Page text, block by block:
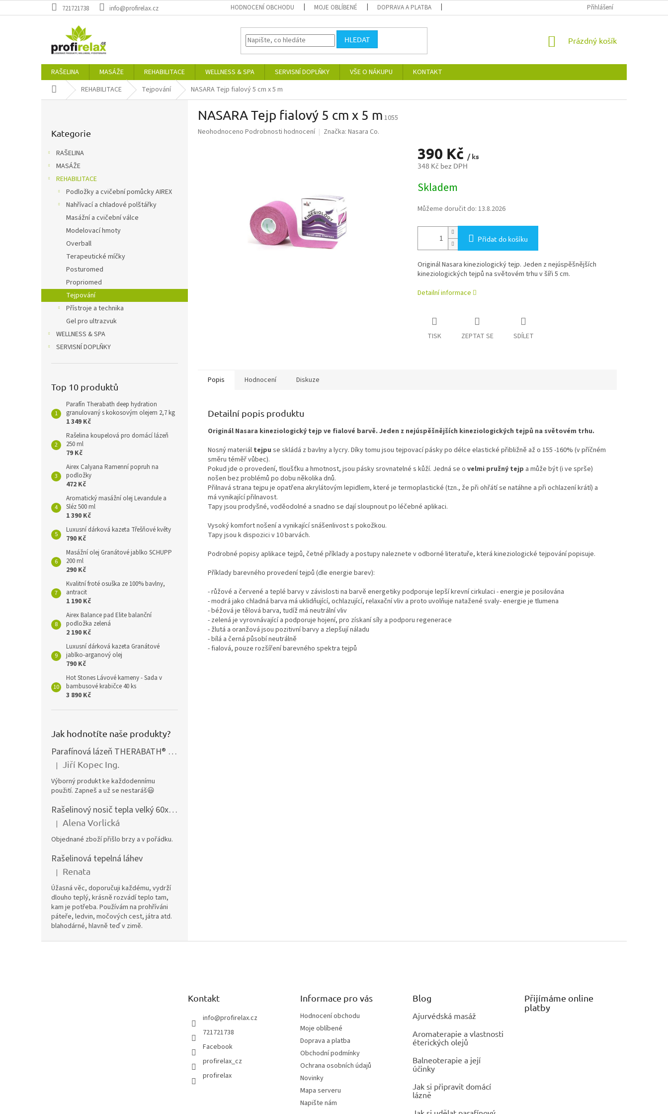
na
721721738 info@profirelax.cz HODNOCENÍ OBCHODU MOJE OBLÍBENÉ DOPRAVA A PLATBA OCHRANA OSOBNÍCH ÚDAJŮ
Přihlášení
HLEDAT
NÁKUPNÍ
Prázdný košík
RAŠELINA MASÁŽE REHABILITACE WELLNESS & SPA SERVISNÍ DOPLŇKY VŠE O NÁKUPU
KONTAKT
Domů REHABILITACE Tejpování NASARA Tejp fialový 5 cm x 5 m
kategorie
Kategorie
RAŠELINA
MASÁŽE
REHABILITACE
Podložky a cvičební pomůcky AIREX
Nahřívací a chladové polštářky
Masážní a cvičební válce
Modelovací hmoty
Overball
Terapeutické míčky
Posturomed
Propriomed
Tejpování
Přístroje a technika
Gel pro ultrazvuk
WELLNESS & SPA
SERVISNÍ DOPLŇKY
Top 10 produktů
Parafín Therabath deep hydration
granulovaný s kokosovým olejem 2,7 kg
1 349 Kč
Rašelina koupelová pro domácí lázeň
250 ml
79 Kč
Airex Calyana Ramenní popruh na
podložky
472 Kč
Aromatický masážní olej Levandule a
Sléz 500 ml
1 390 Kč
Luxusní dárková kazeta Třešňové květy
790 Kč
Masážní olej Granátové jablko SCHUPP
200 ml
290 Kč
Kvalitní froté osuška ze 100% bavlny,
antracit
1 190 Kč
Airex Balance pad Elite balanční
podložka zelená
2 190 Kč
Luxusní dárková kazeta Granátové
jablko-arganový olej
790 Kč
Hot Stones Lávové kameny - Sada v
bambusové krabičce 40 ks
3 890 Kč
Jak hodnotíte naše produkty?
Parafínová lázeň THERABATH® PRO, parafínová vana TB7
Hodnocení produktu je 5 z 5 hvězdiček.
| Jiří Kopec Ing.
Výborný produkt ke každodennímu
použití. Zapneš a už se nestaráš😃
Rašelinový nosič tepla velký 60x40 cm
Hodnocení produktu je 5 z 5 hvězdiček.
| Alena Vorlická
Objednané zboží přišlo brzy a v pořádku.
Rašelinová tepelná láhev
Hodnocení produktu je 5 z 5 hvězdiček.
| Renata
Úžasná věc, doporučuji každému, vydrží
dlouho teplý, krásně rozvádí teplo tam,
kam je potřeba. Používám na prohříváni
páteře, ledvin, močových cest, játra atd.
blahodárné, hlavně teď v zimě.
NASARA Tejp fialový 5 cm x 5 m 1055
Průměrné
Neohodnoceno Podrobnosti hodnocení Značka: Nasara Co.
390 Kč / ks
348 Kč bez DPH
cena:
Skladem
Můžeme doručit do: 13.8.2026
Přidat do košíku
Originál Nasara kineziologický tejp. Jeden z nejúspěšnějších
kineziologických tejpů na světovém trhu v šíři 5 cm.
Detailní informace
TISK ZEPTAT SE SDÍLET
Popis Hodnocení Diskuze
Detailní popis produktu
Originál Nasara kineziologický tejp ve fialové barvě. Jeden z nejúspěšnějších kineziologických tejpů na světovém trhu.
Nosný materiál tejpu se skládá z bavlny a lycry. Díky tomu jsou tejpovací pásky po délce elastické přibližně až o 155 -160% (v příčném
směru téměř vůbec).
Pokud jde o provedení, tloušťku a hmotnost, jsou pásky srovnatelné s kůží. Jedná se o velmi pružný tejp a může být (i ve sprše)
nošen bez problémů po dobu několika dnů.
Přilnavá strana tejpu je opatřena akrylátovým lepidlem, které je termoplastické (tzn., že při ohřátí se natáhne a při ochlazení krátí) a
má vynikající přilnavost.
Tapy jsou prodyšné, voděodolné a snadno se dají sloupnout po léčebné aplikaci.
Vysoký komfort nošení a vynikající snášenlivost s pokožkou.
Tapy jsou k dispozici v 10 barvách.
Podrobné popisy aplikace tejpů, četné příklady a postupy naleznete v odborné literatuře, která kineziologické tejpování popisuje.
Příklady barevného provedení tejpů (dle energie barev):
- růžové a červené a teplé barvy v závislosti na barvě energetiky podporuje lepší krevní cirkulaci - energie je posilována
- modrá jako chladná barva má uklidňující, ochlazující, relaxační vliv a proto uvolňuje natažené svaly- energie je tlumena
- béžová je tělová barva, tudíž má neutrální vliv
- zelená je vyrovnávající a podporuje hojení, pro získaní síly a podporu regenerace
- žlutá a oranžová jsou pozitivní barvy a zlepšují náladu
- bílá a černá působí neutrálně
- fialová, pouze rozšíření barevného spektra tejpů
Kontakt
info@profirelax.cz
721721738
Facebook
profirelax_cz
profirelax
Informace pro vás
Hodnocení obchodu
Moje oblíbené
Doprava a platba
Obchodní podmínky
Ochrana osobních údajů
Novinky
Mapa serveru
Napište nám
Blog
Ajurvédská masáž
Aromaterapie a vlastnosti
éterických olejů
Balneoterapie a její
účinky
Jak si připravit domácí
lázně
Přijímáme online
platby